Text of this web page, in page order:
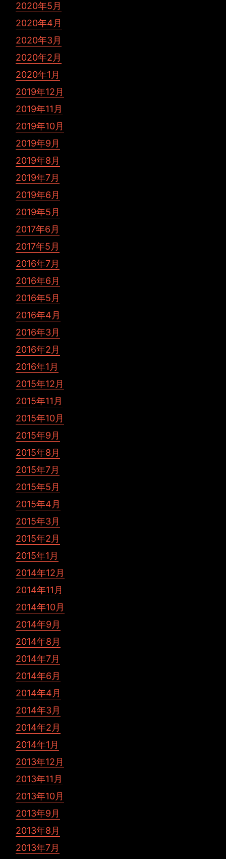
2020年5月
2020年4月
2020年3月
2020年2月
2020年1月
2019年12月
2019年11月
2019年10月
2019年9月
2019年8月
2019年7月
2019年6月
2019年5月
2017年6月
2017年5月
2016年7月
2016年6月
2016年5月
2016年4月
2016年3月
2016年2月
2016年1月
2015年12月
2015年11月
2015年10月
2015年9月
2015年8月
2015年7月
2015年5月
2015年4月
2015年3月
2015年2月
2015年1月
2014年12月
2014年11月
2014年10月
2014年9月
2014年8月
2014年7月
2014年6月
2014年4月
2014年3月
2014年2月
2014年1月
2013年12月
2013年11月
2013年10月
2013年9月
2013年8月
2013年7月